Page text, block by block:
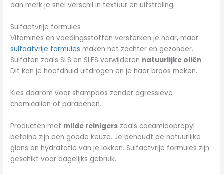
dan merk je snel verschil in textuur en uitstraling.
Sulfaatvrije formules
Vitamines en voedingsstoffen versterken je haar, maar
sulfaatvrije formules maken het zachter en gezonder.
Sulfaten zoals SLS en SLES verwijderen natuurlijke oliën.
Dit kan je hoofdhuid uitdrogen en je haar broos maken.
Kies daarom voor shampoos zonder agressieve
chemicaliën of parabenen.
Producten met milde reinigers zoals cocamidopropyl
betaine zijn een goede keuze. Je behoudt de natuurlijke
glans en hydratatie van je lokken. Sulfaatvrije formules zijn
geschikt voor dagelijks gebruik.